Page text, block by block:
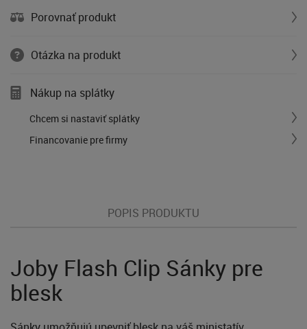
Porovnať produkt
Otázka na produkt
Nákup na splátky
Chcem si nastaviť splátky
Financovanie pre firmy
POPIS PRODUKTU
Joby Flash Clip Sánky pre
blesk